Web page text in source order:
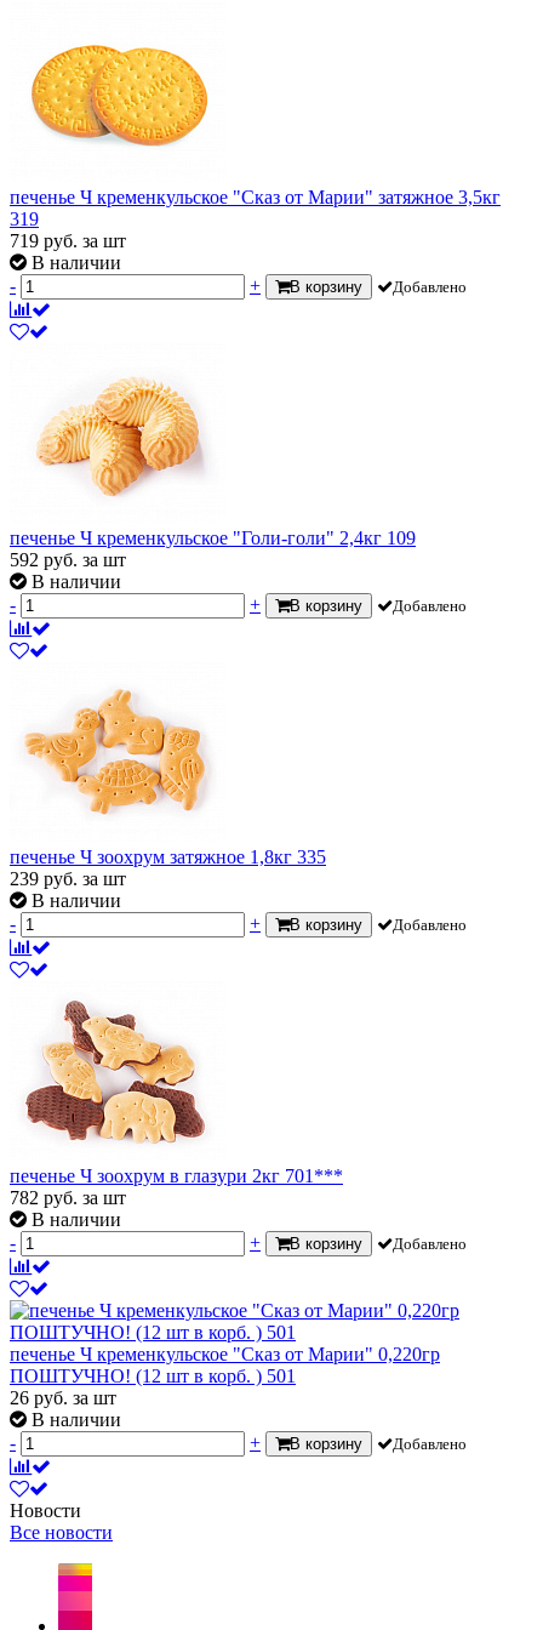
печенье Ч кременкульское "Сказ от Марии" затяжное 3,5кг
319
719 руб. за шт
В наличии
-
+ В корзину Добавлено
печенье Ч кременкульское "Голи-голи" 2,4кг 109
592 руб. за шт
В наличии
-
+ В корзину Добавлено
печенье Ч зоохрум затяжное 1,8кг 335
239 руб. за шт
В наличии
-
+ В корзину Добавлено
печенье Ч зоохрум в глазури 2кг 701***
782 руб. за шт
В наличии
-
+ В корзину Добавлено
печенье Ч кременкульское "Сказ от Марии" 0,220гр
ПОШТУЧНО! (12 шт в корб. ) 501
26 руб. за шт
В наличии
-
+ В корзину Добавлено
Новости
Все новости